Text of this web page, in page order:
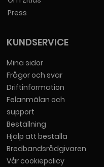
Press
KUNDSERVICE
Mina sidor
Frågor och svar
Driftinformation
Felanmälan och
support
Beställning
Hjälp att beställa
Bredbandsrådgivaren
Vår cookiepolicy